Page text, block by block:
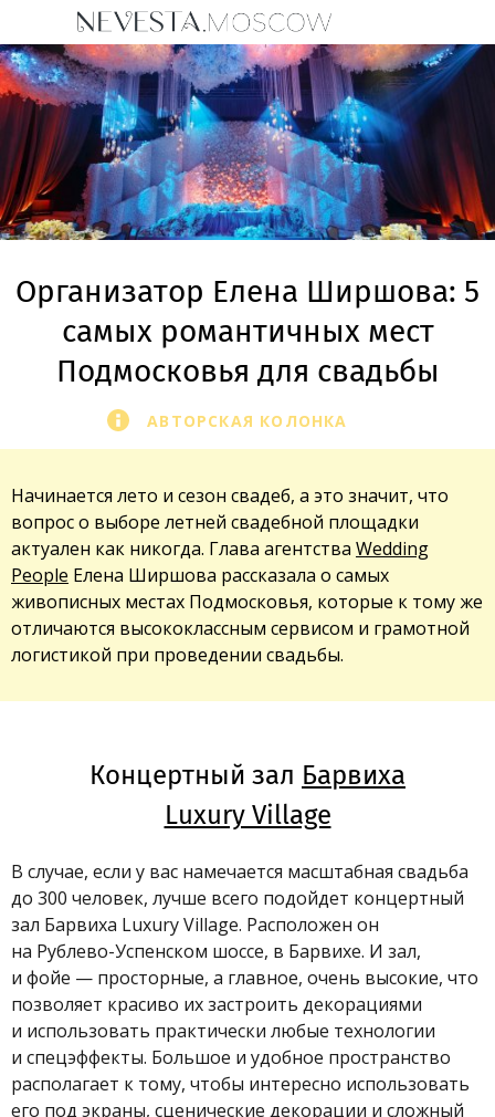
Организатор Елена Ширшова: 5
самых романтичных мест
Подмосковья для свадьбы
АВТОРСКАЯ КОЛОНКА
Начинается лето и сезон свадеб, а это значит, что
вопрос о выборе летней свадебной площадки
актуален как никогда. Глава агентства Wedding
People Елена Ширшова рассказала о самых
живописных местах Подмосковья, которые к тому же
отличаются высококлассным сервисом и грамотной
логистикой при проведении свадьбы.
Концертный зал Барвиха
Luxury Village
В случае, если у вас намечается масштабная свадьба
до 300 человек, лучше всего подойдет концертный
зал Барвиха Luxury Village. Расположен он
на Рублево-Успенском шоссе, в Барвихе. И зал,
и фойе — просторные, а главное, очень высокие, что
позволяет красиво их застроить декорациями
и использовать практически любые технологии
и спецэффекты. Большое и удобное пространство
располагает к тому, чтобы интересно использовать
его под экраны, сценические декорации и сложный